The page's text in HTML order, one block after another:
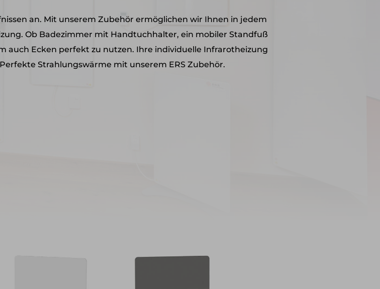
an. Mit unserem Zubehör ermöglichen wir Ihnen in jedem
Ob Badezimmer mit Handtuchhalter, ein mobiler Standfuß
auch Ecken perfekt zu nutzen. Ihre individuelle Infrarotheizung
Strahlungswärme mit unserem ERS Zubehör.